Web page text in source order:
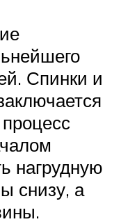
Спинки и
нагрудную
снизу, а